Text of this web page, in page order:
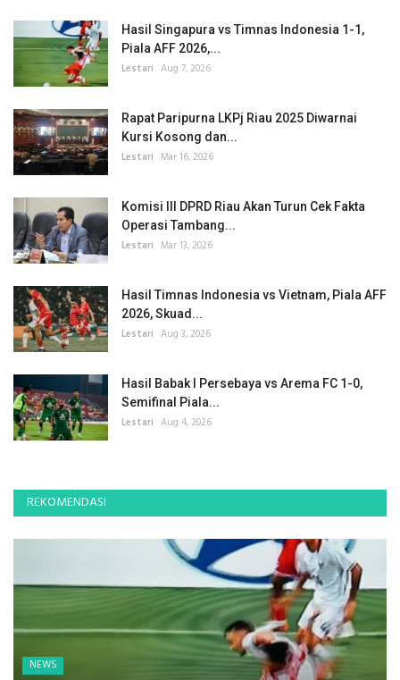
Hasil Singapura vs Timnas Indonesia 1-1,
Piala AFF 2026,...
Lestari Aug 7, 2026
Rapat Paripurna LKPj Riau 2025 Diwarnai
Kursi Kosong dan...
Lestari Mar 16, 2026
Komisi III DPRD Riau Akan Turun Cek Fakta
Operasi Tambang...
Lestari Mar 13, 2026
Hasil Timnas Indonesia vs Vietnam, Piala AFF
2026, Skuad...
Lestari Aug 3, 2026
Hasil Babak I Persebaya vs Arema FC 1-0,
Semifinal Piala...
Lestari Aug 4, 2026
REKOMENDASI
NEWS